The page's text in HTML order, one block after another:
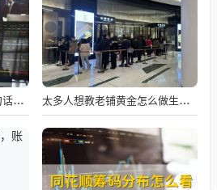
千问APP接入大麦测试“一句话买电影票” 太多人想教老铺黄金怎么做生意了